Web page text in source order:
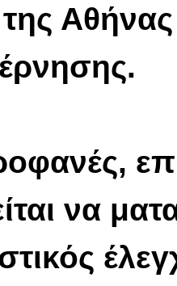
Αθήνας
να